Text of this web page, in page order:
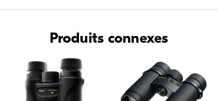
Produits connexes